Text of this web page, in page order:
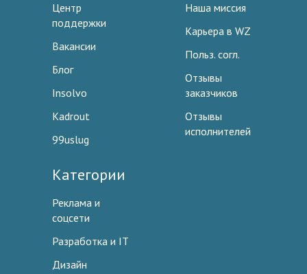
Центр
поддержки
Вакансии
Блог
Insolvo
Kadrout
99uslug
Наша миссия
Карьера в WZ
Польз. согл.
Отзывы
заказчиков
Отзывы
исполнителей
Категории
Реклама и
соцсети
Разработка и IT
Дизайн